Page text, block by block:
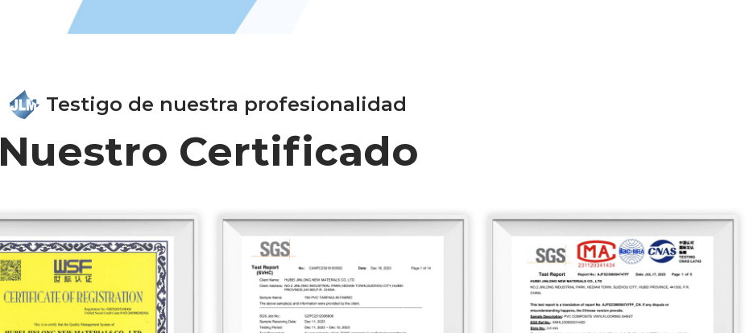
Testigo de nuestra profesionalidad
Nuestro Certificado